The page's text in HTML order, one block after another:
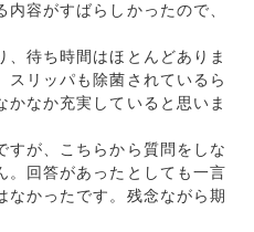
容がすばらしかったので、
待ち時間はほとんどありま
リッパも除菌されているら
かなか充実していると思いま
すが、こちらから質問をしな
。回答があったとしても一言
なかったです。残念ながら期